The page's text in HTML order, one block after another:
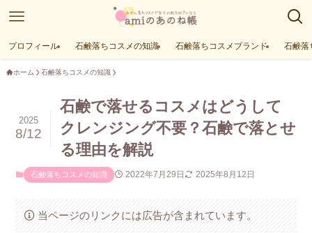
プロフィール 石鹸落ちコスメの知識 石鹸落ちコスメブランド 石鹸落
ホーム 石鹸落ちコスメの知識
石鹸で落せるコスメはどうして
クレンジング不要？石鹸で落とせ
る理由を解説
2025
8/12
石鹸落ちコスメの知識 2022年7月29日 2025年8月12日
当ページのリンクには広告が含まれています。